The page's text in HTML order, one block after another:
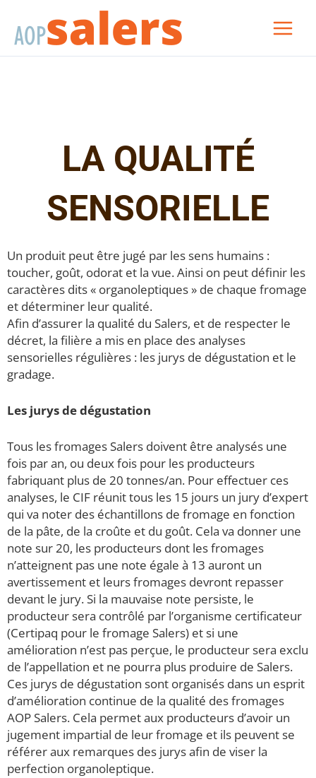
contenu
LA QUALITÉ
SENSORIELLE
Un produit peut être jugé par les sens humains :
toucher, goût, odorat et la vue. Ainsi on peut définir les
caractères dits « organoleptiques » de chaque fromage
et déterminer leur qualité.
Afin d’assurer la qualité du Salers, et de respecter le
décret, la filière a mis en place des analyses
sensorielles régulières : les jurys de dégustation et le
gradage.
Les jurys de dégustation
Tous les fromages Salers doivent être analysés une
fois par an, ou deux fois pour les producteurs
fabriquant plus de 20 tonnes/an. Pour effectuer ces
analyses, le CIF réunit tous les 15 jours un jury d’expert
qui va noter des échantillons de fromage en fonction
de la pâte, de la croûte et du goût. Cela va donner une
note sur 20, les producteurs dont les fromages
n’atteignent pas une note égale à 13 auront un
avertissement et leurs fromages devront repasser
devant le jury. Si la mauvaise note persiste, le
producteur sera contrôlé par l’organisme certificateur
(Certipaq pour le fromage Salers) et si une
amélioration n’est pas perçue, le producteur sera exclu
de l’appellation et ne pourra plus produire de Salers.
Ces jurys de dégustation sont organisés dans un esprit
d’amélioration continue de la qualité des fromages
AOP Salers. Cela permet aux producteurs d’avoir un
jugement impartial de leur fromage et ils peuvent se
référer aux remarques des jurys afin de viser la
perfection organoleptique.